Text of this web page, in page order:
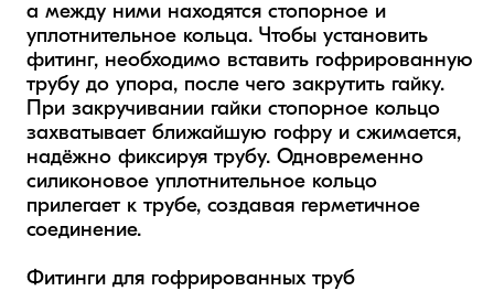
а между ними находятся стопорное и
уплотнительное кольца. Чтобы установить
фитинг, необходимо вставить гофрированную
трубу до упора, после чего закрутить гайку.
При закручивании гайки стопорное кольцо
захватывает ближайшую гофру и сжимается,
надёжно фиксируя трубу. Одновременно
силиконовое уплотнительное кольцо
прилегает к трубе, создавая герметичное
соединение.
Фитинги для гофрированных труб